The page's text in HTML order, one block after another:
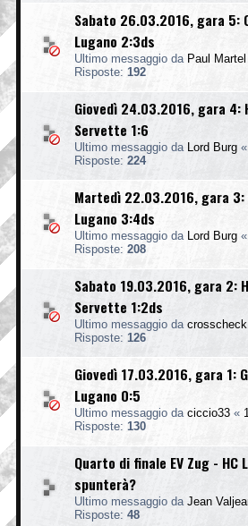
Sabato 26.03.2016, gara 5:
Lugano 2:3ds
Ultimo messaggio da Paul Martel
Risposte: 192
Giovedì 24.03.2016, gara 4:
Servette 1:6
Ultimo messaggio da Lord Burg «
Risposte: 224
Martedì 22.03.2016, gara 3:
Lugano 3:4ds
Ultimo messaggio da Lord Burg «
Risposte: 208
Sabato 19.03.2016, gara 2:
Servette 1:2ds
Ultimo messaggio da crosscheck
Risposte: 126
Giovedì 17.03.2016, gara 1:
Lugano 0:5
Ultimo messaggio da ciccio33 «
Risposte: 130
Quarto di finale EV Zug - HC
spunterà?
Ultimo messaggio da Jean
Risposte: 48